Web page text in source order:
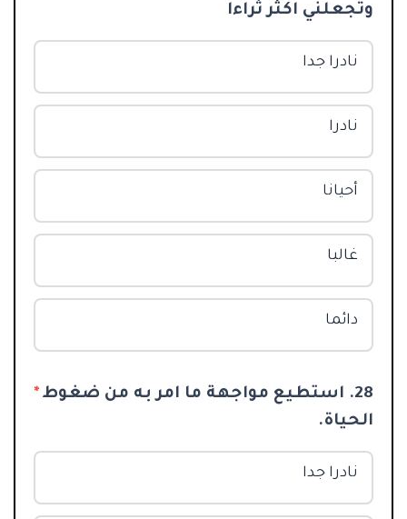
وتجعلني اكثر ثراءا
نادرا جدا
نادرا
أحيانا
غالبا
دائما
28. استطيع مواجهة ما امر به من ضغوط
الحياة.
*
نادرا جدا